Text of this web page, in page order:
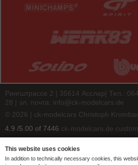
Рингштрассе 2 | 35614 Асслар| Тел.:
28 | эл. почта: info@ck-modelcars.de
© 2026 | ck-modelcars Christoph
4.9 /5.00 of 7446 ck-modelcars.de
This website uses cookies
In addition to technically necessary cookies, this